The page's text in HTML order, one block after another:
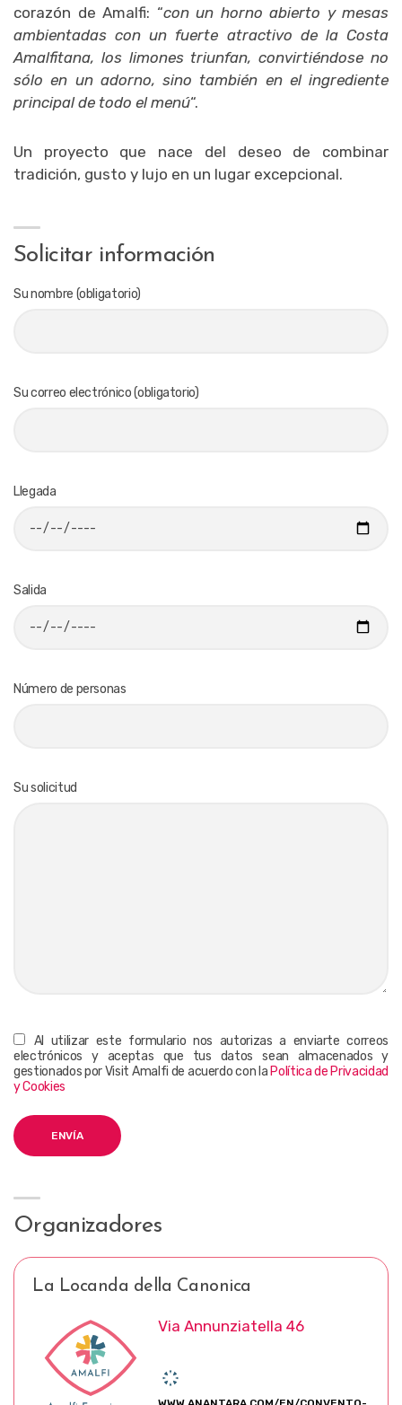
corazón de Amalfi: “con un horno abierto y mesas
ambientadas con un fuerte atractivo de la Costa
Amalfitana, los limones triunfan, convirtiéndose no
sólo en un adorno, sino también en el ingrediente
principal de todo el menú“.
Un proyecto que nace del deseo de combinar
tradición, gusto y lujo en un lugar excepcional.
Solicitar información
Su nombre (obligatorio)
Su correo electrónico (obligatorio)
Llegada
Salida
Número de personas
Su solicitud
Al utilizar este formulario nos autorizas a enviarte correos
electrónicos y aceptas que tus datos sean almacenados y
gestionados por Visit Amalfi de acuerdo con la Política de Privacidad
y Cookies
Organizadores
La Locanda della Canonica
Via Annunziatella 46